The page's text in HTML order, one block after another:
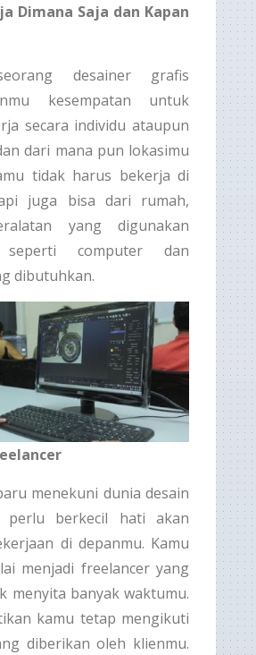
Dimana Saja dan Kapan
desainer grafis
kesempatan untuk
secara individu ataupun
dari mana pun lokasimu
tidak harus bekerja di
juga bisa dari rumah,
yang digunakan
seperti computer dan
dibutuhkan.
menekuni dunia desain
perlu berkecil hati akan
di depanmu. Kamu
menjadi freelancer yang
menyita banyak waktumu.
kamu tetap mengikuti
diberikan oleh klienmu.